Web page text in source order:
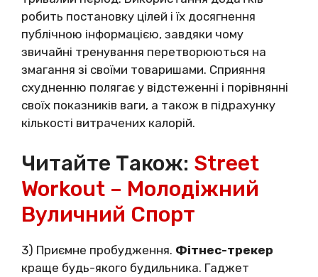
робить постановку цілей і їх досягнення
публічною інформацією, завдяки чому
звичайні тренування перетворюються на
змагання зі своїми товаришами. Сприяння
схудненню полягає у відстеженні і порівнянні
своїх показників ваги, а також в підрахунку
кількості витрачених калорій.
Читайте Також: Street
Workout – Молодіжний
Вуличний Спорт
3) Приємне пробудження. Фітнес-трекер
краще будь-якого будильника. Гаджет